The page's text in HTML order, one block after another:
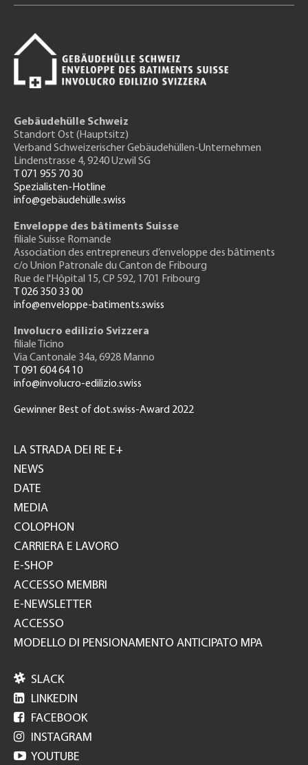
Gebäudehülle Schweiz
Standort Ost (Hauptsitz)
Verband Schweizerischer Gebäudehüllen-Unternehmen
Lindenstrasse 4, 9240 Uzwil SG
T 071 955 70 30
Spezialisten-Hotline
info@gebäudehülle.swiss
Enveloppe des bâtiments Suisse
filiale Suisse Romande
Association des entrepreneurs d’enveloppe des bâtiments
c/o Union Patronale du Canton de Fribourg
Rue de l'Hôpital 15, CP 592, 1701 Fribourg
T 026 350 33 00
info@enveloppe-batiments.swiss
Involucro edilizio Svizzera
filiale Ticino
Via Cantonale 34a, 6928 Manno
T 091 604 64 10
info@involucro-edilizio.swiss
Gewinner Best of dot.swiss-Award 2022
GH
LA STRADA DEI RE E+
NEWS
DATE
MEDIA
COLOPHON
CARRIERA E LAVORO
E-SHOP
ACCESSO MEMBRI
E-NEWSLETTER
ACCESSO
MODELLO DI PENSIONAMENTO ANTICIPATO MPA
 SLACK
 LINKEDIN
 FACEBOOK
 INSTAGRAM
 YOUTUBE